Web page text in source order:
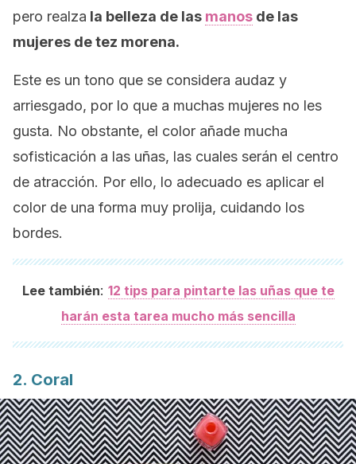
pero realza la belleza de las manos de las
mujeres de tez morena.
Este es un tono que se considera audaz y
arriesgado, por lo que a muchas mujeres no les
gusta. No obstante, el color añade mucha
sofisticación a las uñas, las cuales serán el centro
de atracción. Por ello, lo adecuado es aplicar el
color de una forma muy prolija, cuidando los
bordes.
Lee también: 12 tips para pintarte las uñas que te
harán esta tarea mucho más sencilla
2. Coral